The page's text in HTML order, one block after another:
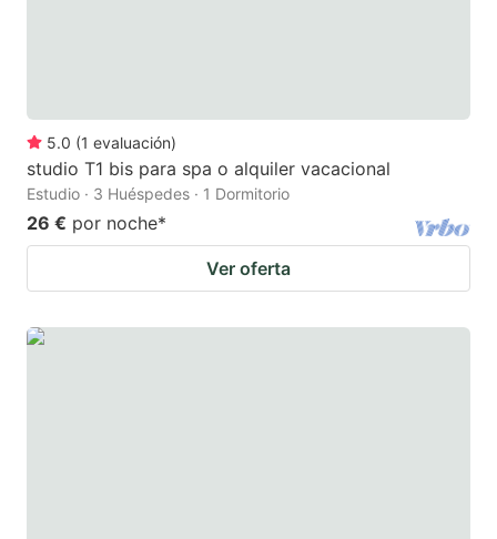
5.0 (1 evaluación)
studio T1 bis para spa o alquiler vacacional
Estudio · 3 Huéspedes · 1 Dormitorio
26 € por noche*
Ver oferta